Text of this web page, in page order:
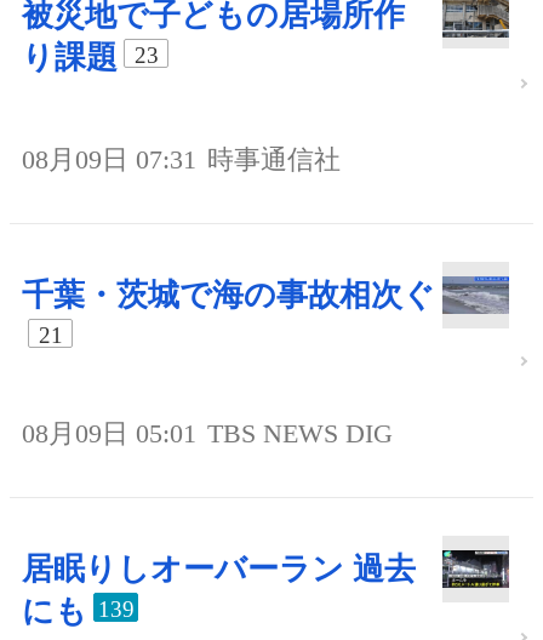
被災地で子どもの居場所作
り課題
23
08月09日 07:31 時事通信社
千葉・茨城で海の事故相次ぐ
21
08月09日 05:01 TBS NEWS DIG
居眠りしオーバーラン 過去
にも
139